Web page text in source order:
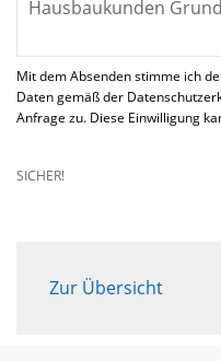
Mit dem Absenden stimme ich
Daten gemäß der
Anfrage zu. Diese Einwilligung
SICHER!
Zur Übersicht